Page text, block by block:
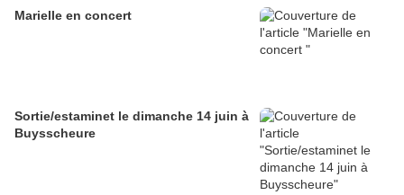
Marielle en concert
Sortie/estaminet le dimanche 14 juin à
Buysscheure